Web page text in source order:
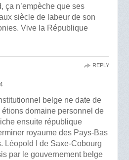
ça n’empèche que ses
siècle de labeur de son
Vive la République
belge ne date de
étions domaine personnel de
ensuite république
royaume des Pays-Bas
Léopold I de Saxe-Cobourg
par le gouvernement belge
REPLY